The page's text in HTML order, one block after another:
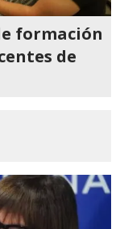
formación
de